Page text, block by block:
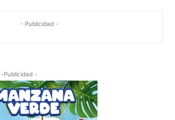
- Publicidad -
-Publicidad -